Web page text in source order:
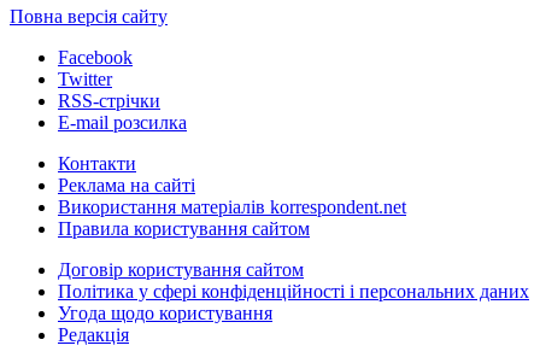
Повна версія сайту
Facebook
Twitter
RSS-стрічки
E-mail розсилка
Контакти
Реклама на сайті
Використання матеріалів korrespondent.net
Правила користування сайтом
Договір користування сайтом
Політика у сфері конфіденційності і персональних даних
Угода щодо користування
Редакція